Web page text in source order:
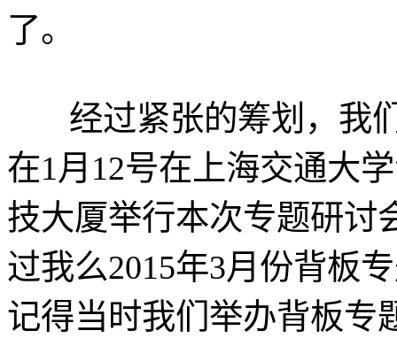
了。
经过紧张的筹划，我
在1月12号在上海交通大
技大厦举行本次专题研讨
过我么2015年3月份背板
记得当时我们举办背板专